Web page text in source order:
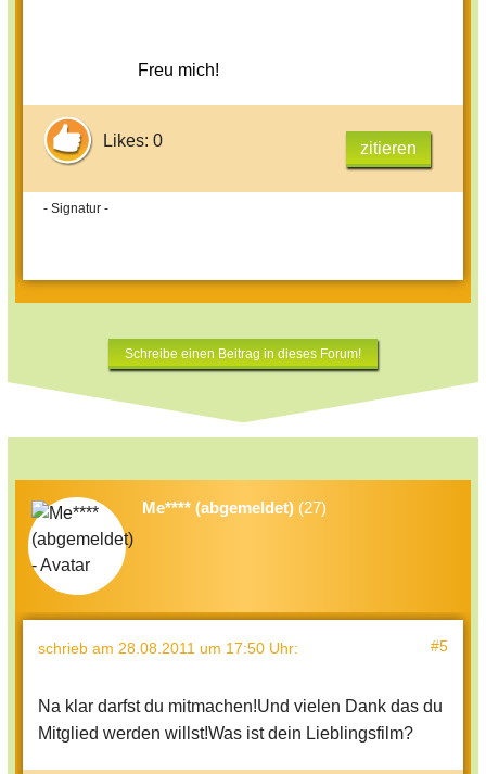
Freu mich!
Likes: 0 zitieren
- Signatur -
Schreibe einen Beitrag in dieses Forum!
Me**** (abgemeldet) (27)
schrieb am 28.08.2011 um 17:50 Uhr: #5
Na klar darfst du mitmachen!Und vielen Dank das du
Mitglied werden willst!Was ist dein Lieblingsfilm?